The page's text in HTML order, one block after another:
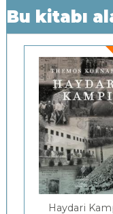
Bu kitabı
Haydari